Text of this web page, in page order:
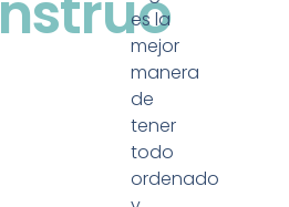
es la
mejor
manera
de
tener
todo
ordenado